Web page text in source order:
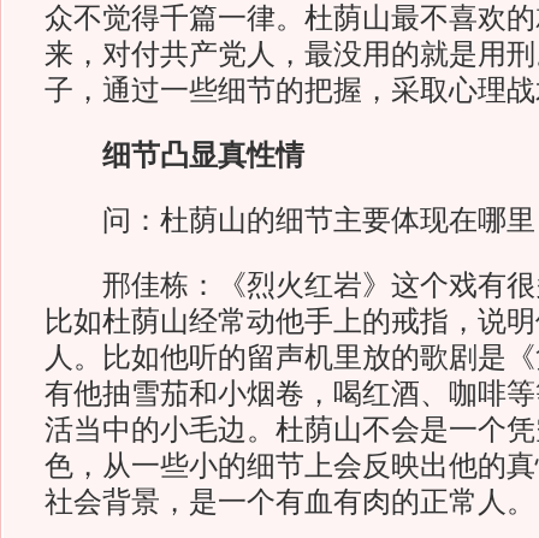
众不觉得千篇一律。杜荫山最不喜欢
来，对付共产党人，最没用的就是用
子，通过一些细节的把握，采取心理
细节凸显真性情
问：杜荫山的细节主要体现在哪里
邢佳栋：《烈火红岩》这个戏有很
比如杜荫山经常动他手上的戒指，说
人。比如他听的留声机里放的歌剧是
有他抽雪茄和小烟卷，喝红酒、咖啡
活当中的小毛边。杜荫山不会是一个
色，从一些小的细节上会反映出他的
社会背景，是一个有血有肉的正常人。